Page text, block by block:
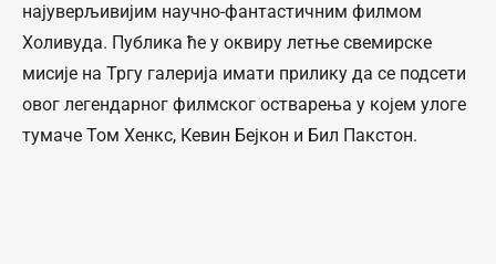
најуверљивијим научно-фантастичним филмом
Холивуда. Публика ће у оквиру летње свемирске
мисије на Тргу галерија имати прилику да се подсети
овог легендарног филмског остварења у којем улоге
тумаче Том Хенкс, Кевин Бејкон и Бил Пакстон.